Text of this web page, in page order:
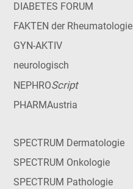
DIABETES FORUM
FAKTEN der Rheumatologie
GYN-AKTIV
neurologisch
NEPHROScript
PHARMAustria
SPECTRUM Dermatologie
SPECTRUM Onkologie
SPECTRUM Pathologie